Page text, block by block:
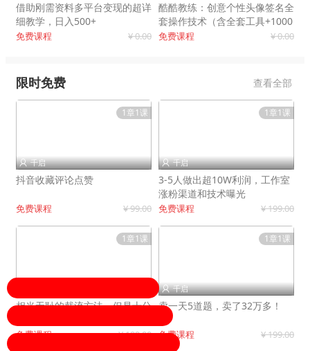
借助刚需资料多平台变现的超详
细教学，日入500+
免费课程 ¥ 0.00
酷酷教练：创意个性头像签名全
套操作技术（含全套工具+1000
套模板）
免费课程 ¥ 0.00
限时免费 查看全部
1章1课
 千启
抖音收藏评论点赞
免费课程 ¥ 99.00
1章1课
 千启
3-5人做出超10W利润，工作室
涨粉渠道和技术曝光
免费课程 ¥ 199.00
1章1课
相当无耻的截流方法，但是十分
免费课程 ¥ 199.00
1章1课
 千启
卖一天5道题，卖了32万多！
免费课程 ¥ 199.00